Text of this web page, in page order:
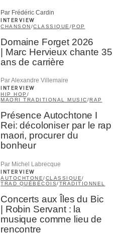
Par Frédéric Cardin
INTERVIEW
CHANSON/CLASSIQUE /POP
Domaine Forget 2026
| Marc Hervieux chante 35
ans de carrière
Par Alexandre Villemaire
INTERVIEW
HIP HOP /
MAORI TRADITIONAL MUSIC/RAP
Présence Autochtone I
Rei: décoloniser par le rap
maori, procurer du
bonheur
Par Michel Labrecque
INTERVIEW
AUTOCHTONE/CLASSIQUE/
TRAD QUÉBÉCOIS/TRADITIONNEL
Concerts aux Îles du Bic
| Robin Servant : la
musique comme lieu de
rencontre